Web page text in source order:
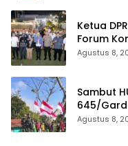
Ketua
Forum
Bersama
Agustus 8,
Sambut
645/
Kibarkan
Agustus 8,